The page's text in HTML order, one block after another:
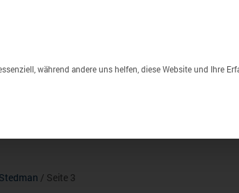
Stedman / Seite 3
während andere uns helfen, diese Website und Ihre